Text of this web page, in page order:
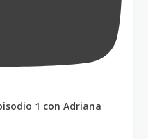
1 con Adriana